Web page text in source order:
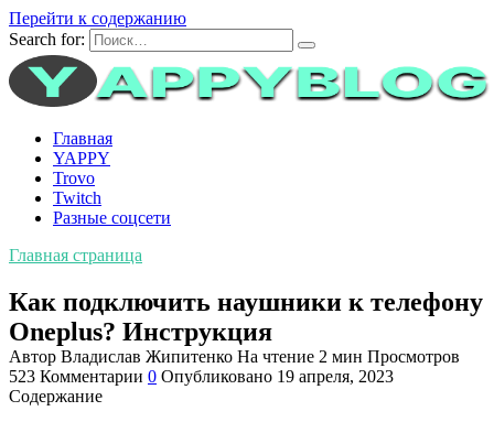
Перейти к содержанию
Search for:
Главная
YAPPY
Trovo
Twitch
Разные соцсети
Главная страница
Как подключить наушники к телефону
Oneplus? Инструкция
Автор Владислав Жипитенко На чтение 2 мин Просмотров
523 Комментарии 0 Опубликовано 19 апреля, 2023
Содержание